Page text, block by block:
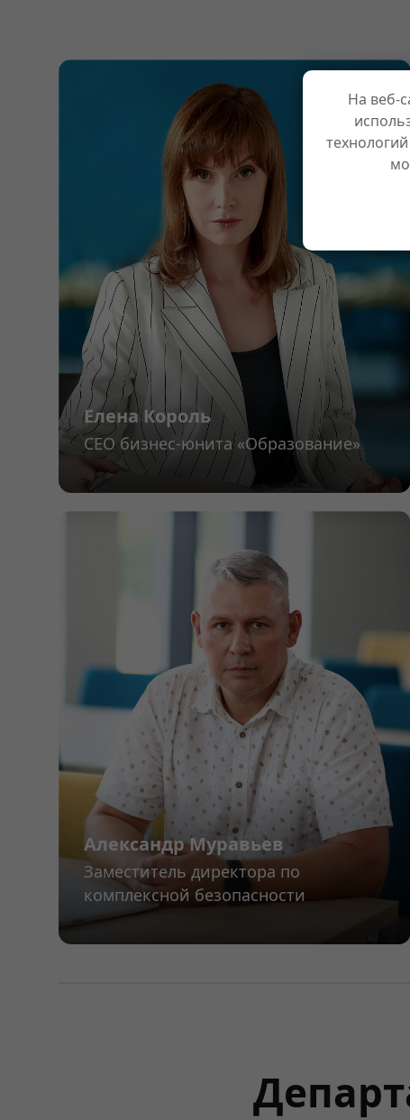
Елена Король
CEO бизнес-юнита «Образование»
Александр Муравьев
Заместитель директора по
комплексной безопасности
На веб-